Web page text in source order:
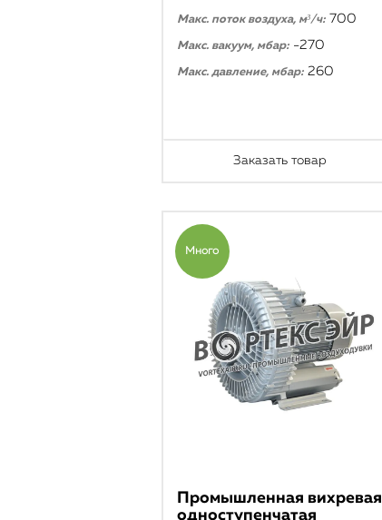
Макс. поток воздуха, м³/ч:700
Макс. вакуум, мбар:-270
Макс. давление, мбар:260
Заказать товар
Много
Промышленная вихревая
одноступенчатая